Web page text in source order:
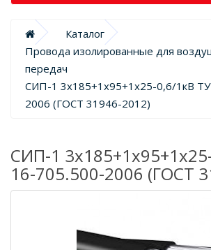
Каталог
Провода изолированные для
передач
СИП-1 3х185+1х95+1х25-0,6/1кВ
2006 (ГОСТ 31946-2012)
СИП-1
16-705.500-2006 (ГОСТ